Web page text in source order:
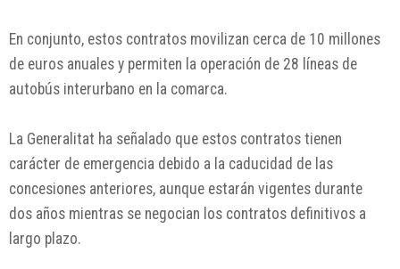
En conjunto, estos contratos movilizan cerca de 10 millones
de euros anuales y permiten la operación de 28 líneas de
autobús interurbano en la comarca.
La Generalitat ha señalado que estos contratos tienen
carácter de emergencia debido a la caducidad de las
concesiones anteriores, aunque estarán vigentes durante
dos años mientras se negocian los contratos definitivos a
largo plazo.